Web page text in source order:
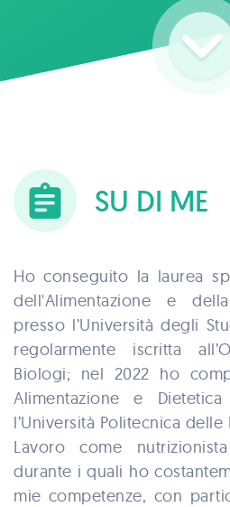
SU DI ME
Ho conseguito la laurea
dell'Alimentazione e
presso l’Università degli
regolarmente iscritta
Biologi; nel 2022 ho
Alimentazione e
l’Università Politecnica delle
Lavoro come
durante i quali ho
mie competenze, con